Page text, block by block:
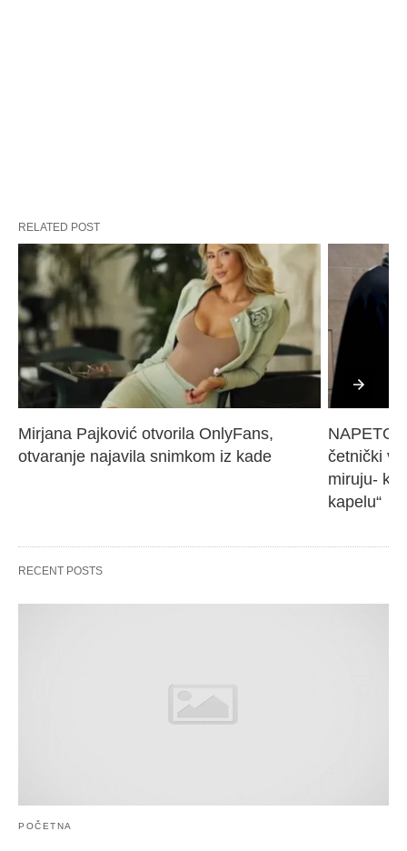
RELATED POST
Mirjana Pajković otvorila OnlyFans,
otvaranje najavila snimkom iz kade
NAPETO
četnički
miruju-
kapelu“
RECENT POSTS
POČETNA